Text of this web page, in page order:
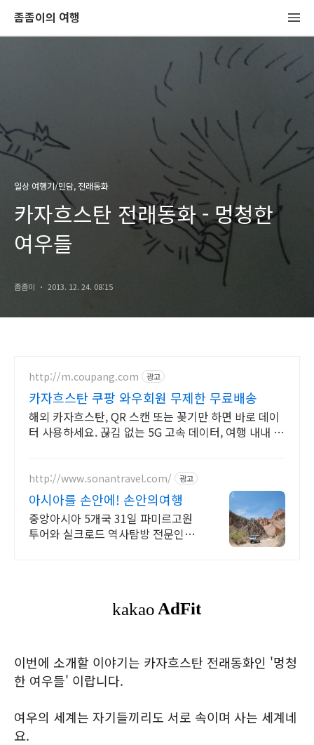
좀좀이의 여행
일상 여행기/민담, 전래동화
카자흐스탄 전래동화 - 멍청한
여우들
좀좀이 2013. 12. 24. 08:15
http://m.coupang.com 광고
카자흐스탄 쿠팡 와우회원 무제한 무료배송
해외 카자흐스탄, QR 스캔 또는 꽂기만 하면 바로 데이
터 사용하세요. 끊김 없는 5G 고속 데이터, 여행 내내 지
http://www.sonantravel.com/ 광고
아시아를 손안에! 손안의여행
중앙아시아 5개국 31일 파미르고원
투어와 실크로드 역사탐방 전문인솔
이번에 소개할 이야기는 카자흐스탄 전래동화인 '멍청
한 여우들' 이랍니다.
여우의 세계는 자기들끼리도 서로 속이며 사는 세계네
요.